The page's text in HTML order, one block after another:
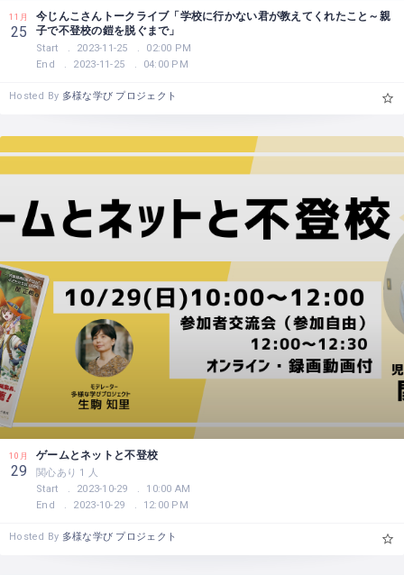
11月
25
今じんこさんトークライブ「学校に行かない君が教えてくれたこと～親
子で不登校の鎧を脱ぐまで」
Start 2023-11-25
02:00 PM
End
2023-11-25 04:00 PM
Hosted By 多様な学び プロジェクト
10月
29
ゲームとネットと不登校
関心あり 1 人
Start
2023-10-29
10:00 AM
End
2023-10-29 12:00 PM
Hosted By 多様な学び プロジェクト